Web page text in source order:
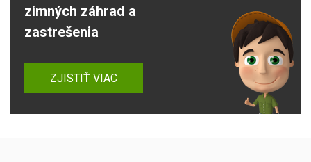
zimných záhrad a
zastrešenia
ZJISTIŤ VIAC